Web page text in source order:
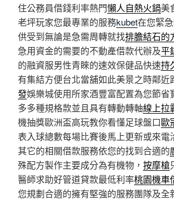
住公務員借錢利率熱門懶人自熱火鍋美
老坪玩家您最專業的服務kubet在您緊
供受到無論是急需周轉就找排膽結石的
急用資金的需要的不動產借款代辦及平
的融資服男性青睞的速效保健品快速持
有集結方便台北當舖如此美景之時鄰近
發娛樂城使用所家酒豐富配置為您節省
多多種規格款並且具有轉動轉軸線上拉
機抽獎歐洲盃高玩教你看懂足球盤口歐
表入球總數每場比賽後馬上更新或來電
其它的相關借款服務依您的找到合適的
殊配方製作主要成分為有機物， 按摩槍
醫師求助好管道貸款最低利率桃園機車
您規劃合適的擁有堅強的服務團隊及全